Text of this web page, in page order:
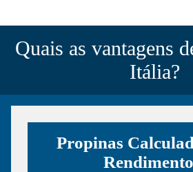
Quais as vantagens
Itália?
Propinas